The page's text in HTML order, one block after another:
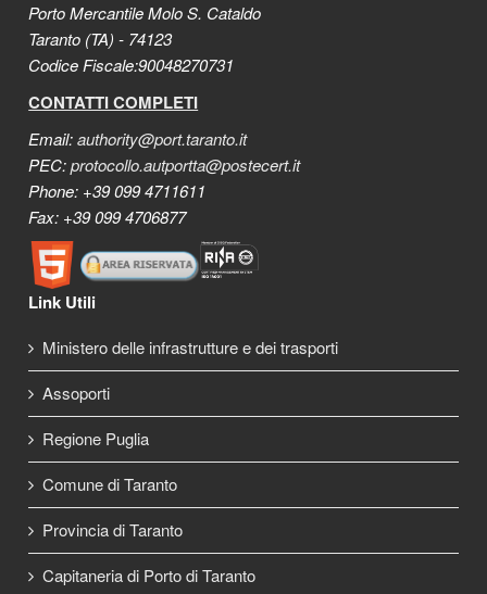
Porto Mercantile Molo S. Cataldo
Taranto (TA) - 74123
Codice Fiscale:90048270731
CONTATTI COMPLETI
Email:authority@port.taranto.it
PEC:protocollo.autportta@postecert.it
Phone: +39 099 4711611
Fax: +39 099 4706877
Link Utili
Ministero delle infrastrutture e dei trasporti
Assoporti
Regione Puglia
Comune di Taranto
Provincia di Taranto
Capitaneria di Porto di Taranto